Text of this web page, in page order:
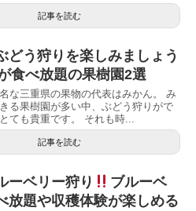
記事を読む
どう狩りを楽しみましょう
食べ放題の果樹園2選
な三重県の果物の代表はみかん。 み
る果樹園が多い中、ぶどう狩りがで
ても貴重です。 それも時...
記事を読む
ーベリー狩り
ブルーベ
放題や収穫体験が楽しめる